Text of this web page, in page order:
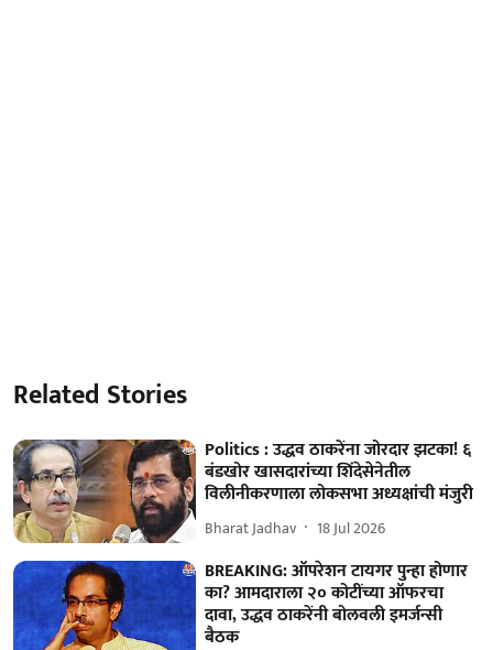
Related Stories
Politics : उद्धव ठाकरेंना जोरदार झटका! ६
बंडखोर खासदारांच्या शिंदेसेनेतील
विलीनीकरणाला लोकसभा अध्यक्षांची मंजुरी
Bharat Jadhav 18 Jul 2026
BREAKING: ऑपरेशन टायगर पुन्हा होणार
का? आमदाराला २० कोटींच्या ऑफरचा
दावा, उद्धव ठाकरेंनी बोलवली इमर्जन्सी
बैठक